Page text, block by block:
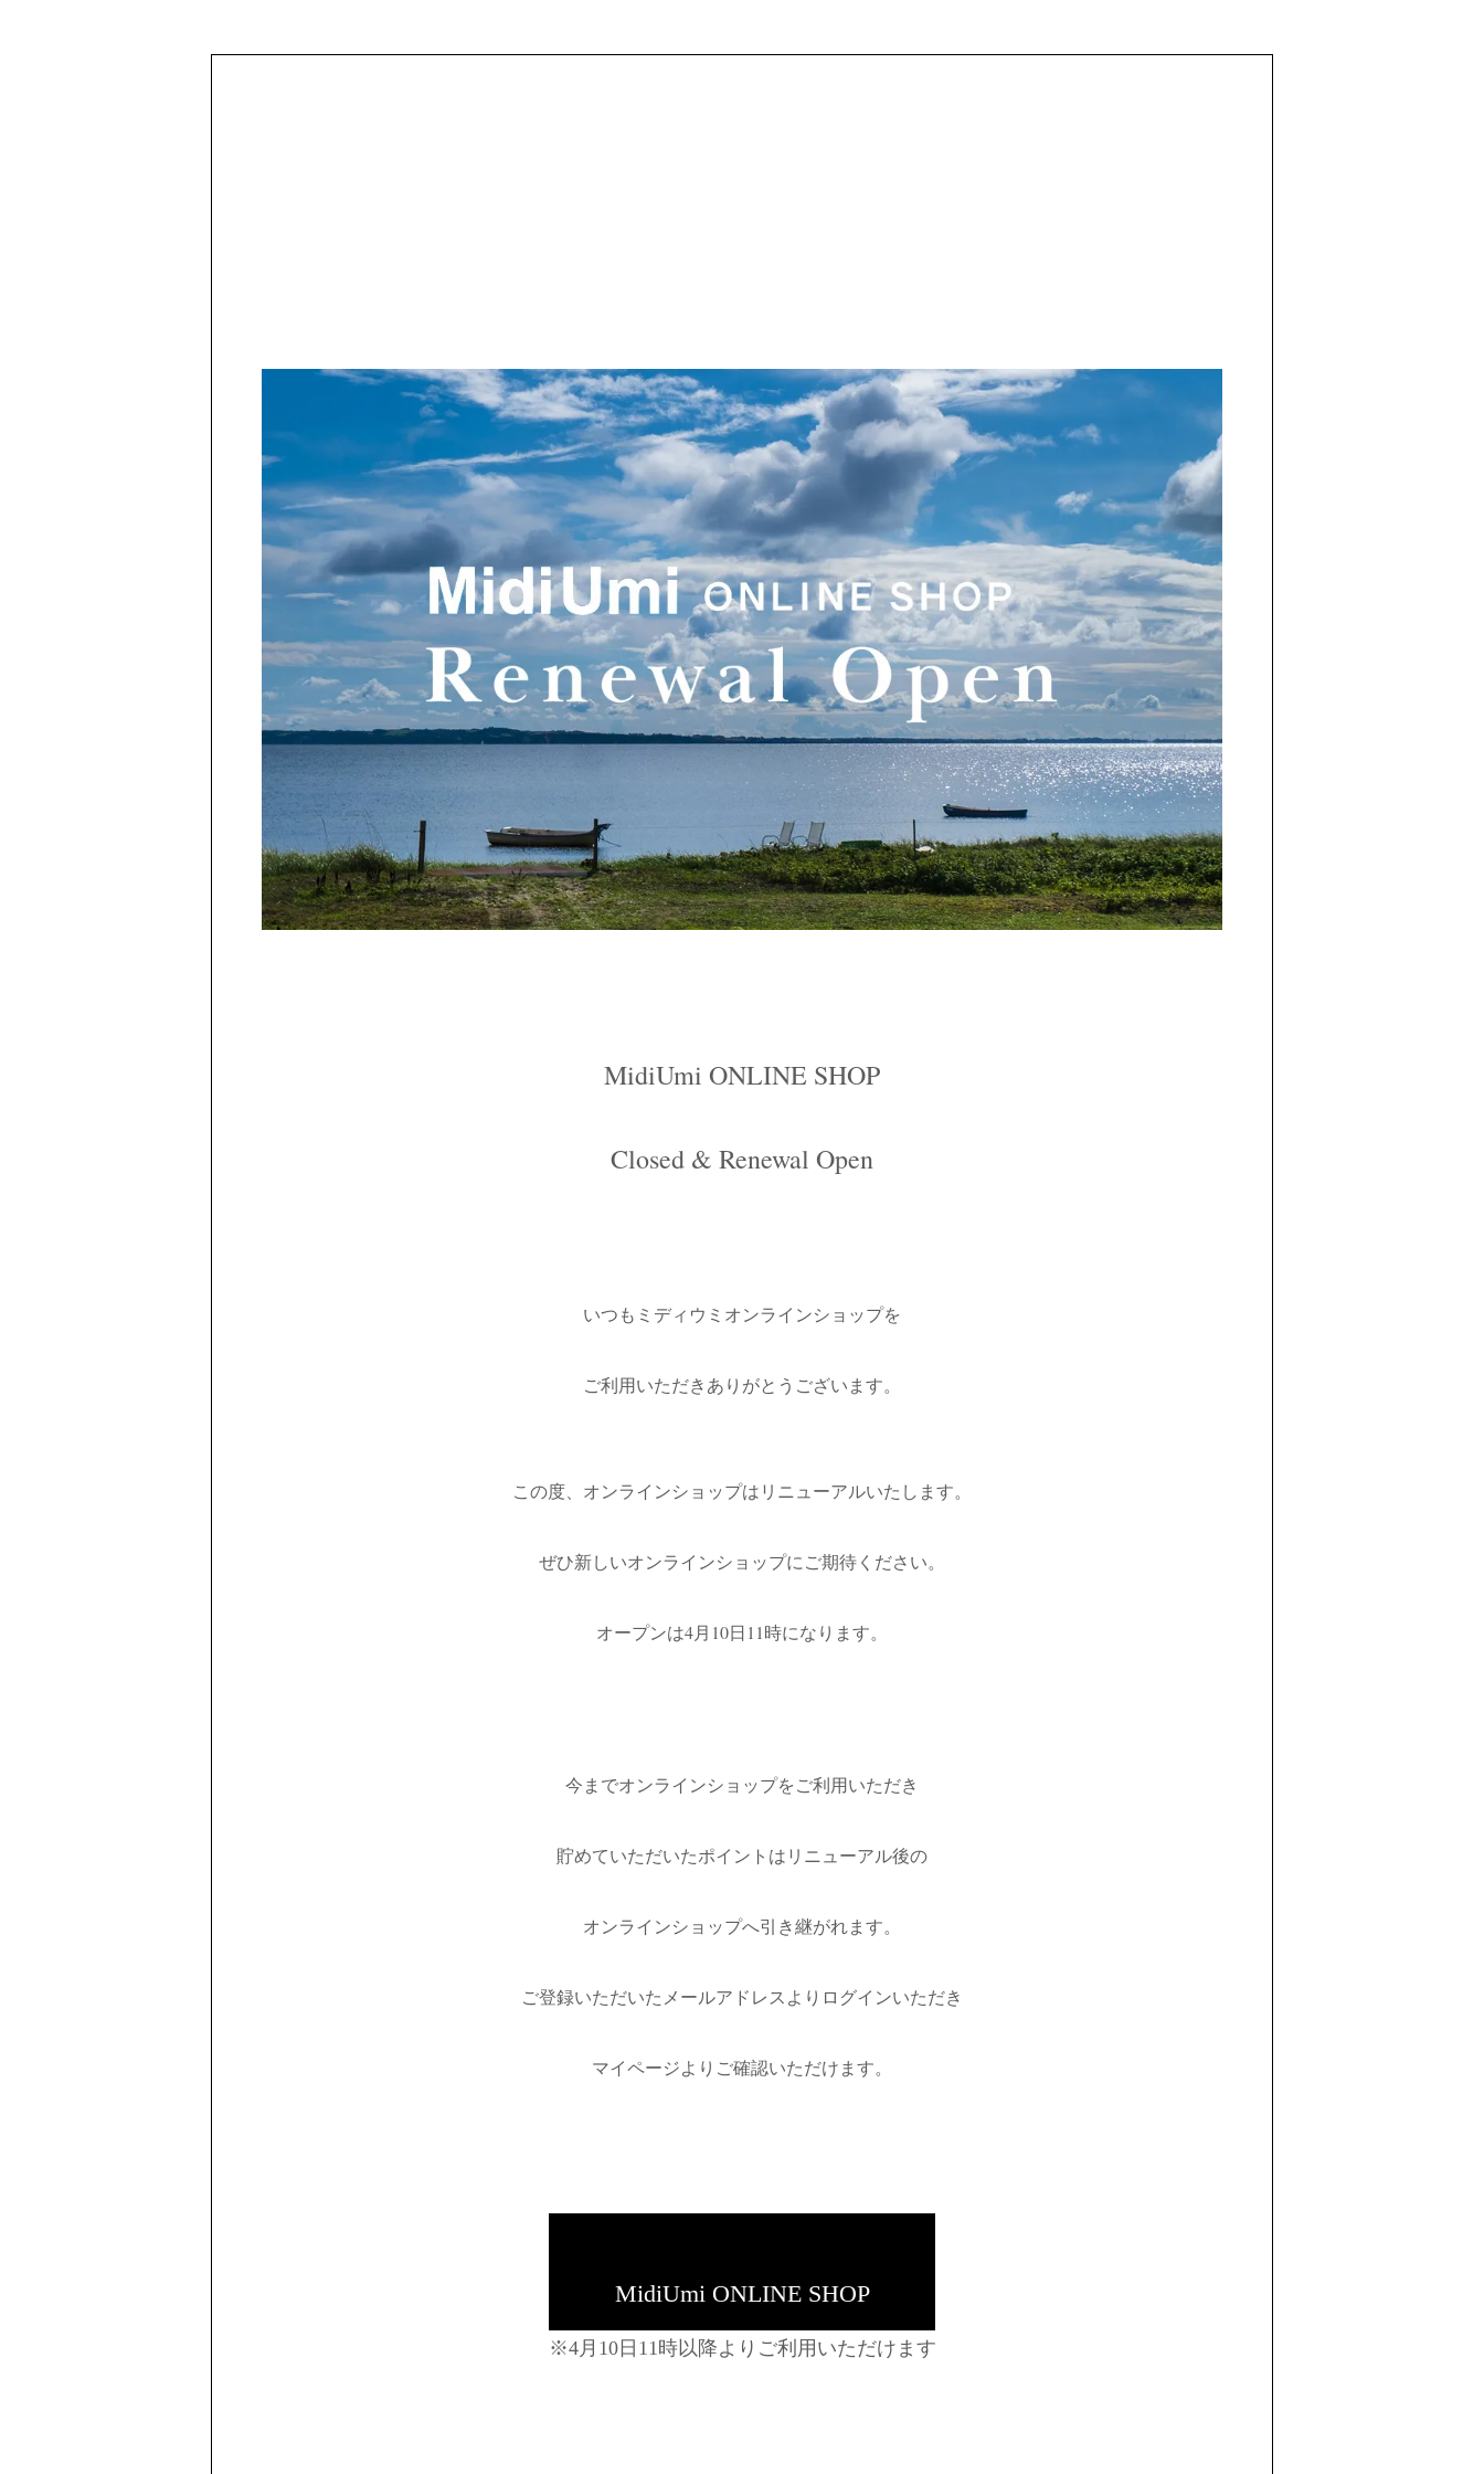
MidiUmi ONLINE SHOP
Closed & Renewal Open
いつもミディウミオンラインショップを
ご利用いただきありがとうございます。
この度、オンラインショップはリニューアルいたします。
ぜひ新しいオンラインショップにご期待ください。
オープンは4月10日11時になります。
今までオンラインショップをご利用いただき
貯めていただいたポイントはリニューアル後の
オンラインショップへ引き継がれます。
ご登録いただいたメールアドレスよりログインいただき
マイページよりご確認いただけます。
MidiUmi ONLINE SHOP
※4月10日11時以降よりご利用いただけます